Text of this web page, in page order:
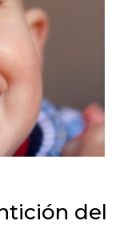
del